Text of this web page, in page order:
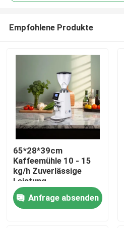
Haus
Empfohlene Produkte
65*28*39cm
Kaffeemühle 10 - 15
kg/h Zuverlässige
Leistung
Anfrage absenden